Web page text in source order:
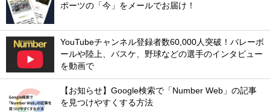
ポーツの「今」をメールでお届け！
YouTubeチャンネル登録者数60,000人突破！バレーボ
ールや陸上、バスケ、野球などの選手のインタビュー
を動画で
【お知らせ】Google検索で「Number Web」の記事
を見つけやすくする方法